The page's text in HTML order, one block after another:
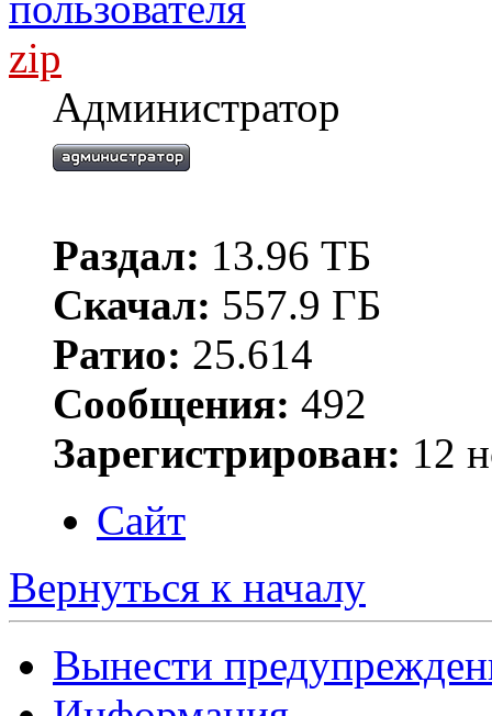
zip
Администратор
Раздал: 13.96 ТБ
Скачал: 557.9 ГБ
Ратио: 25.614
Сообщения: 492
Зарегистрирован: 12
Сайт
Вернуться к началу
Вынести